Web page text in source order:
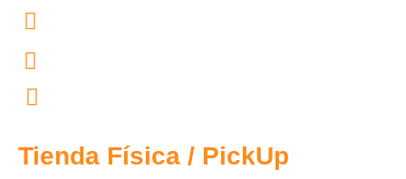
Tienda Física / PickUp